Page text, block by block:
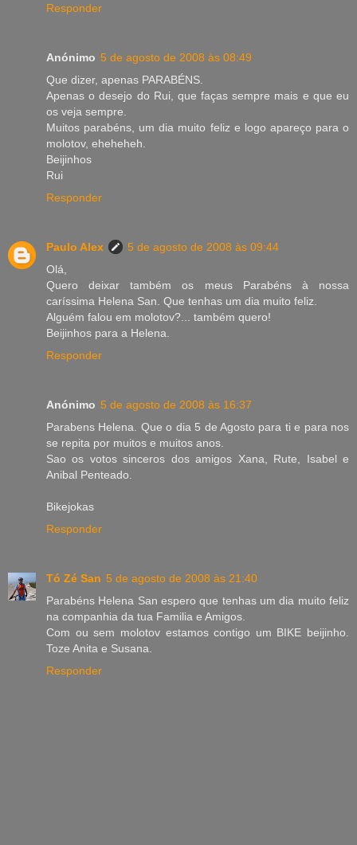
Responder
Anónimo 5 de agosto de 2008 às 08:49
Que dizer, apenas PARABÉNS.
Apenas o desejo do Rui, que faças sempre mais e que eu
os veja sempre.
Muitos parabéns, um dia muito feliz e logo apareço para o
molotov, eheheheh.
Beijinhos
Rui
Responder
Paulo Alex
5 de agosto de 2008 às 09:44
Olá,
Quero deixar também os meus Parabéns à nossa
caríssima Helena San. Que tenhas um dia muito feliz.
Alguém falou em molotov?... também quero!
Beijinhos para a Helena.
Responder
Anónimo 5 de agosto de 2008 às 16:37
Parabens Helena. Que o dia 5 de Agosto para ti e para nos
se repita por muitos e muitos anos.
Sao os votos sinceros dos amigos Xana, Rute, Isabel e
Anibal Penteado.
Bikejokas
Responder
Tó Zé San 5 de agosto de 2008 às 21:40
Parabéns Helena San espero que tenhas um dia muito feliz
na companhia da tua Familia e Amigos.
Com ou sem molotov estamos contigo um BIKE beijinho.
Toze Anita e Susana.
Responder